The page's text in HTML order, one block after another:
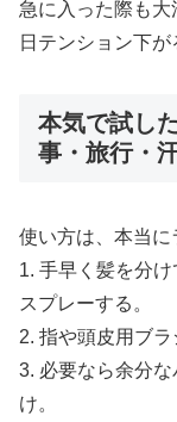
急に入った際も
日テンション下
本気で試し
事・旅行・
使い方は、本当に
1. 手早く髪を分
スプレーする。
2. 指や頭皮用ブラ
3. 必要なら余分
け。